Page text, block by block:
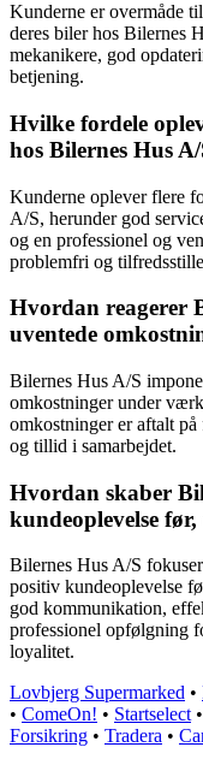
Kunderne er overmåde
deres biler hos Bilernes
mekanikere, god
betjening.
Hvilke fordele
hos Bilernes Hus A/
Kunderne oplever flere
A/S, herunder god
og en professionel og
problemfri og
Hvordan reagerer
uventede
Bilernes Hus A/S
omkostninger under
omkostninger er aftalt
og tillid i samarbejdet.
Hvordan skaber
kundeoplevelse
Bilernes Hus A/S
positiv kundeoplevelse
god kommunikation,
professionel opfølgning
loyalitet.
Lovbjerg Supermarked •
• ComeOn! • Startselect•
Forsikring • Tradera •